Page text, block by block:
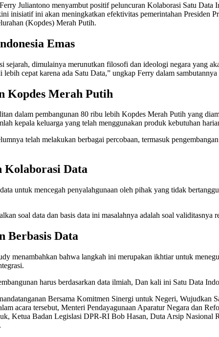
Juliantono menyambut positif peluncuran Kolaborasi Satu Data
inisiatif ini akan meningkatkan efektivitas pemerintahan Presiden
(Kopdes) Merah Putih.
Emas
dimulainya merunutkan filosofi dan ideologi negara yang
cepat karena ada Satu Data,” ungkap Ferry dalam
Kopdes Merah Putih
dalam pembangunan 80 ribu lebih Kopdes Merah Putih yang
kepala keluarga yang telah menggunakan produk kebutuhan
telah melakukan berbagai percobaan, termasuk
Kolaborasi Data
untuk mencegah penyalahgunaan oleh pihak yang tidak
soal data dan basis data ini masalahnya adalah soal validitasnya
Berbasis Data
menambahkan bahwa langkah ini merupakan ikhtiar untuk
harus berdasarkan data ilmiah, Dan kali ini Satu Data
Bersama Komitmen Sinergi untuk Negeri,
acara tersebut, Menteri Pendayagunaan Aparatur Negara dan
Ketua Badan Legislasi DPR-RI Bob Hasan, Duta Arsip